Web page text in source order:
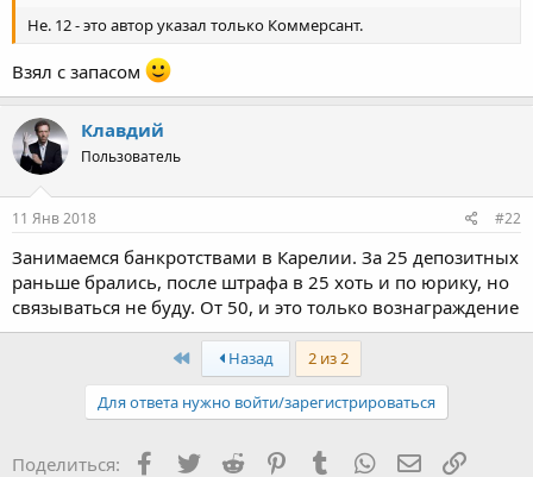
Не. 12 - это автор указал только Коммерсант.
Взял с запасом
Клавдий
Пользователь
11 Янв 2018 #22
Занимаемся банкротствами в Карелии. За 25 депозитных
раньше брались, после штрафа в 25 хоть и по юрику, но
связываться не буду. От 50, и это только вознаграждение
ПервыйНазад 2 из 2
Для ответа нужно войти/зарегистрироваться
Поделиться: Facebook
TwitterReddit PinterestTumblr WhatsApp Ссылка